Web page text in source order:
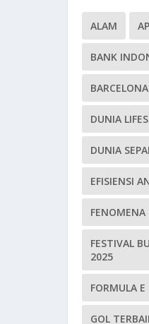
ALAM
BANK
BARCELONA
DUNIA
DUNIA
EFISIENSI
FENOMENA
FESTIVAL
2025
FORMULA E
GOL